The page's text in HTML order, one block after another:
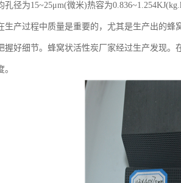
孔径为15~25μm(微米)热容为
生产过程中质量是重要的，尤其是生产出的
握好细节。蜂窝状活性炭厂家经过生产发现